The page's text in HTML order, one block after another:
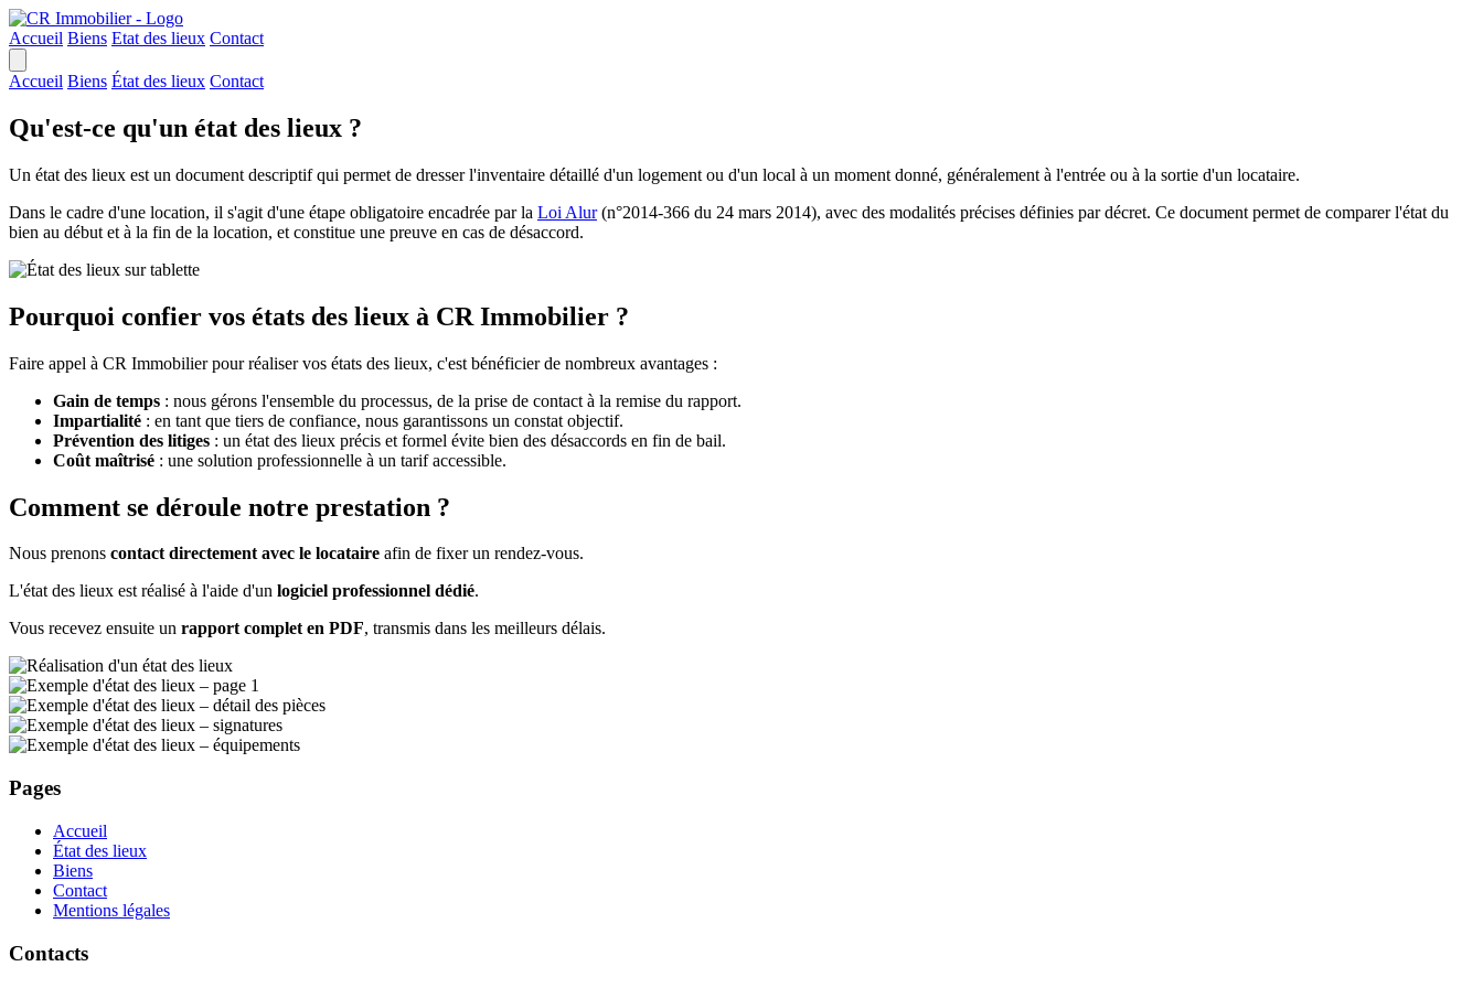
Accueil Biens Etat des lieux Contact
Accueil Biens État des lieux Contact
Qu'est-ce qu'un état des lieux ?
Un état des lieux est un document descriptif qui permet de dresser l'inventaire détaillé d'un logement ou d'un local à un moment donné, généralement à l'entrée ou à la sortie d'un locataire.
Dans le cadre d'une location, il s'agit d'une étape obligatoire encadrée par la Loi Alur(n°2014-366 du 24 mars 2014), avec des modalités précises définies par décret. Ce document permet de comparer l'état du
bien au début et à la fin de la location, et constitue une preuve en cas de désaccord.
Pourquoi confier vos états des lieux à CR Immobilier ?
Faire appel à CR Immobilier pour réaliser vos états des lieux, c'est bénéficier de nombreux avantages :
Gain de temps : nous gérons l'ensemble du processus, de la prise de contact à la remise du rapport.
Impartialité : en tant que tiers de confiance, nous garantissons un constat objectif.
Prévention des litiges : un état des lieux précis et formel évite bien des désaccords en fin de bail.
Coût maîtrisé : une solution professionnelle à un tarif accessible.
Comment se déroule notre prestation ?
Nous prenons contact directement avec le locataire afin de fixer un rendez-vous.
L'état des lieux est réalisé à l'aide d'un logiciel professionnel dédié.
Vous recevez ensuite un rapport complet en PDF, transmis dans les meilleurs délais.
Pages
Accueil
État des lieux
Biens
Contact
Mentions légales
Contacts